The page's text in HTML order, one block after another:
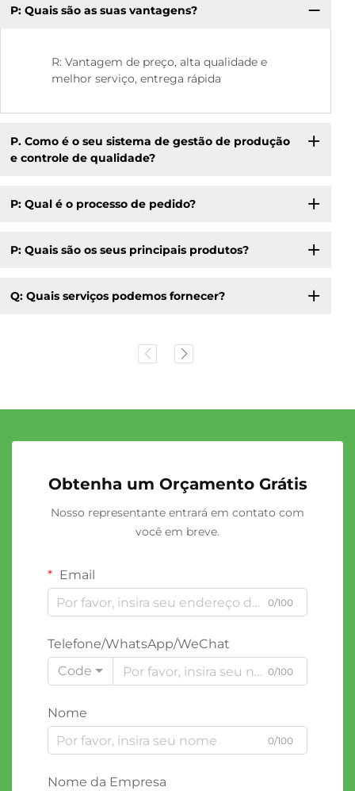
P: Quais são as suas vantagens?
R: Vantagem de preço, alta qualidade e
melhor serviço, entrega rápida
P. Como é o seu sistema de gestão de produção
e controle de qualidade?
P: Qual é o processo de pedido?
P: Quais são os seus principais produtos?
Q: Quais serviços podemos fornecer?
Obtenha um Orçamento Grátis
Nosso representante entrará em contato com
você em breve.
Email
0/100
Telefone/WhatsApp/WeChat
Code
0/100
Nome
0/100
Nome da Empresa